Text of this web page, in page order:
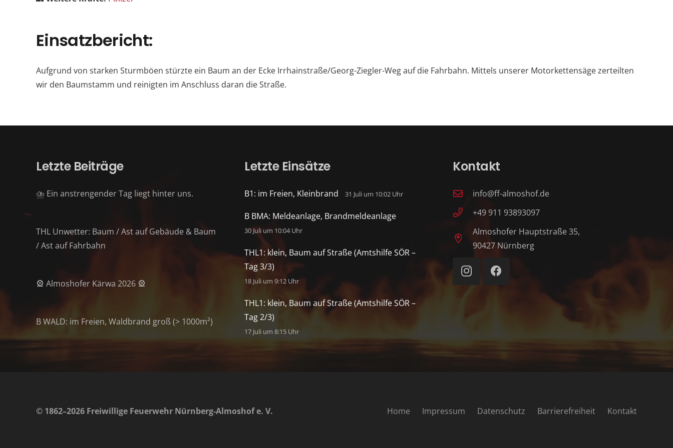
Einsatzbericht:
Aufgrund von starken Sturmböen stürzte ein Baum an der Ecke Irrhainstraße/Georg-Ziegler-Weg auf die Fahrbahn. Mittels unserer Motorkettensäge zerteilten
wir den Baumstamm und reinigten im Anschluss daran die Straße.
Letzte Beiträge
⛈️ Ein anstrengender Tag liegt hinter uns.
THL Unwetter: Baum / Ast auf Gebäude & Baum
/ Ast auf Fahrbahn
🎡 Almoshofer Kärwa 2026 🎡
B WALD: im Freien, Waldbrand groß (> 1000m²)
Letzte Einsätze
B1: im Freien, Kleinbrand 31 Juli um 10:02 Uhr
B BMA: Meldeanlage, Brandmeldeanlage
30 Juli um 10:04 Uhr
THL1: klein, Baum auf Straße (Amtshilfe SÖR –
Tag 3/3)
18 Juli um 9:12 Uhr
THL1: klein, Baum auf Straße (Amtshilfe SÖR –
Tag 2/3)
17 Juli um 8:15 Uhr
Kontakt
info@ff-almoshof.de
+49 911 93893097
Almoshofer Hauptstraße 35,
90427 Nürnberg
© 1862–2026 Freiwillige Feuerwehr Nürnberg-Almoshof e. V. Home Impressum Datenschutz Barrierefreiheit Kontakt